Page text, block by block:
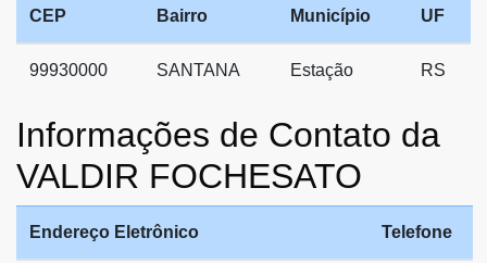
CEP Bairro Município UF
99930000 SANTANA Estação RS
Informações de Contato da
VALDIR FOCHESATO
Endereço Eletrônico Telefone